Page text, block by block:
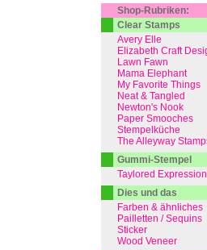
Shop-Rubriken:
Clear Stamps
Avery Elle
Elizabeth Craft
Lawn Fawn
Mama Elephant
My Favorite Things
Neat & Tangled
Newton's Nook
Paper Smooches
Stempelküche
The Alleyway
Gummi-Stempel
Taylored
Dies und das
Farben & ähnliches
Pailletten / Sequins
Sticker
Wood Veneer